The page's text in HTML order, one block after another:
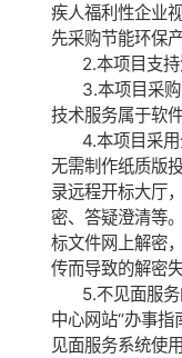
疾人福利性企业
先采购节能环保
2.本项目支
3.本项目采
技术服务属于软
4.本项目采
无需制作纸质版
录远程开标大厅
密、答疑澄清等
标文件网上解密
传而导致的解密
5.不见面服
中心网站“办事
见面服务系统使